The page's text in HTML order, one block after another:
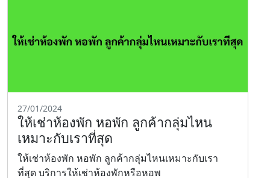
27/01/2024
ให้เช่าห้องพัก หอพัก ลูกค้ากลุ่มไหน
เหมาะกับเราที่สุด
ให้เช่าห้องพัก หอพัก ลูกค้ากลุ่มไหนเหมาะกับเรา
ที่สุด บริการให้เช่าห้องพักหรือหอพ